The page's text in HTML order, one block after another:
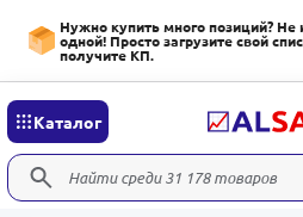
Нужно купить много позиций? Не
одной! Просто загрузите свой
получите КП.
Каталог